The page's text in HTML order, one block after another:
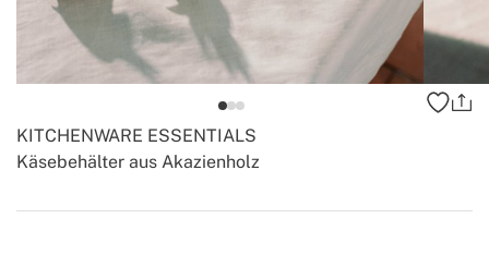
Käsebehälter aus Akazienholz
KITCHENWARE ESSENTIALS
Create